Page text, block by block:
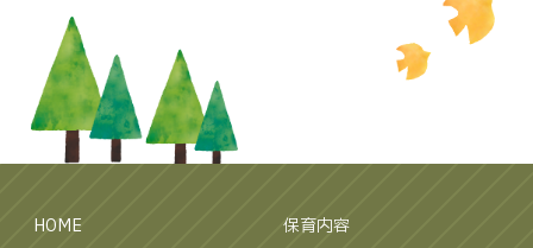
HOME
保育内容